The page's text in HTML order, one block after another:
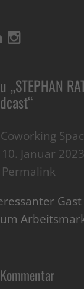
„STEPHAN
“
Coworking
10. Januar
Permalink